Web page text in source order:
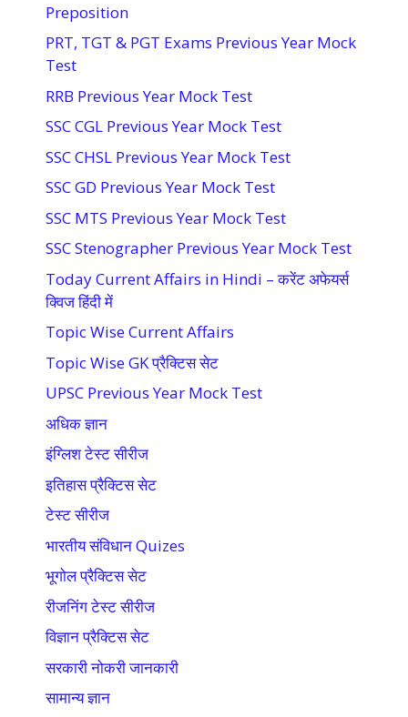
Preposition
PRT, TGT & PGT Exams Previous Year Mock
Test
RRB Previous Year Mock Test
SSC CGL Previous Year Mock Test
SSC CHSL Previous Year Mock Test
SSC GD Previous Year Mock Test
SSC MTS Previous Year Mock Test
SSC Stenographer Previous Year Mock Test
Today Current Affairs in Hindi – करेंट अफेयर्स
क्विज हिंदी में
Topic Wise Current Affairs
Topic Wise GK प्रैक्टिस सेट
UPSC Previous Year Mock Test
अधिक ज्ञान
इंग्लिश टेस्ट सीरीज
इतिहास प्रैक्टिस सेट
टेस्ट सीरीज
भारतीय संविधान Quizes
भूगोल प्रैक्टिस सेट
रीजनिंग टेस्ट सीरीज
विज्ञान प्रैक्टिस सेट
सरकारी नोकरी जानकारी
सामान्य ज्ञान